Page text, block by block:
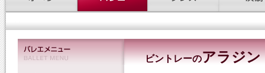
ビントレーのアラジン